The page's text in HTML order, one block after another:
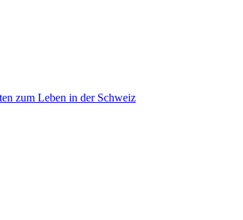
zum Leben in der Schweiz